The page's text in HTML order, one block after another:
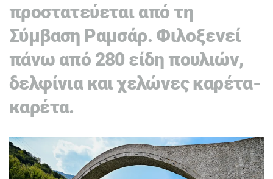
προστατεύεται από τη
Σύμβαση Ραμσάρ. Φιλοξενεί
πάνω από 280 είδη πουλιών,
δελφίνια και χελώνες καρέτα-
καρέτα.